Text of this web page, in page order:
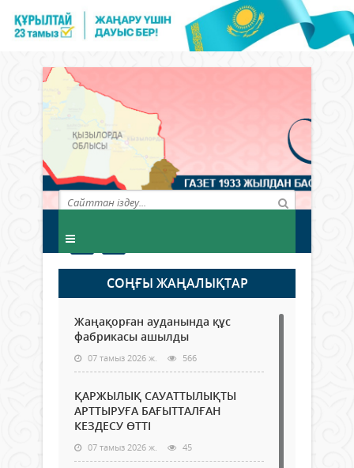
СОҢҒЫ ЖАҢАЛЫҚТАР
Жаңақорған ауданында құс
фабрикасы ашылды
07 тамыз 2026 ж. 566
ҚАРЖЫЛЫҚ САУАТТЫЛЫҚТЫ
АРТТЫРУҒА БАҒЫТТАЛҒАН
КЕЗДЕСУ ӨТТІ
07 тамыз 2026 ж. 45